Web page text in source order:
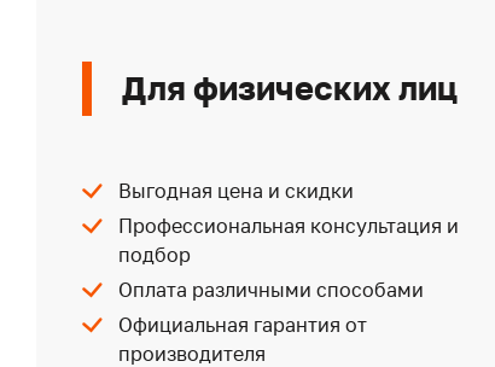
Для физических лиц
Выгодная цена и скидки
Профессиональная консультация и
подбор
Оплата различными способами
Официальная гарантия от
производителя